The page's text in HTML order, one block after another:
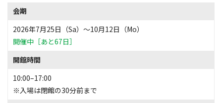
会期
2026年7月25日（Sa）〜10月12日（Mo）
開催中［あと67日］
開館時間
10:00–17:00
※入場は閉館の30分前まで